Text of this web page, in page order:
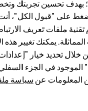
>جهات الاتصال
>استيراد/تصدير.
بهدف تحسين تجربتك
على "قبول الكل"،
تقنية ملفات تعريف
المماثلة. يمكنك تغيير
خلال تحديد خيار
الموجود في الجزء
المعلومات عنسياسة